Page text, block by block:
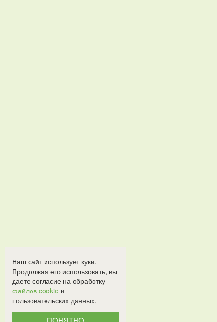
Наш сайт использует куки.
Продолжая его использовать, вы
даете согласие на обработку
файлов cookie и
пользовательских данных.
ПОНЯТНО